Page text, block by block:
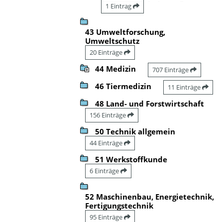
1 Eintrag
43 Umweltforschung,
Umweltschutz
20 Einträge
44 Medizin 707 Einträge
46 Tiermedizin 11 Einträge
48 Land- und Forstwirtschaft
156 Einträge
50 Technik allgemein
44 Einträge
51 Werkstoffkunde
6 Einträge
52 Maschinenbau, Energietechnik,
Fertigungstechnik
95 Einträge